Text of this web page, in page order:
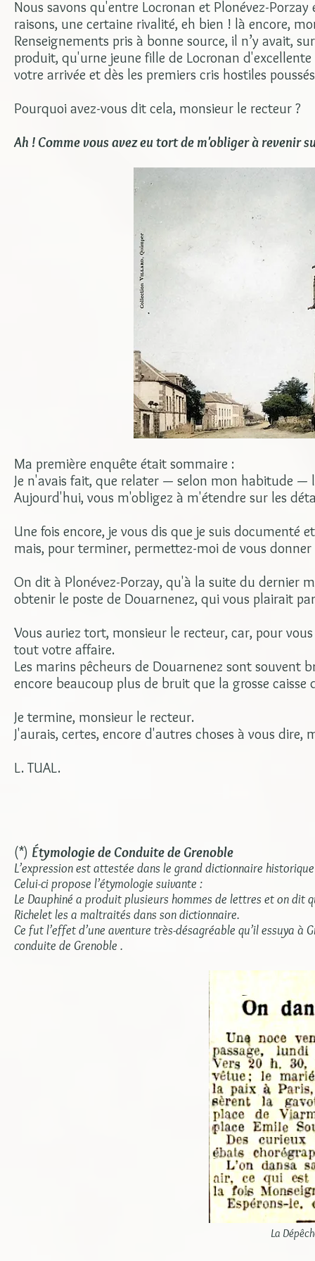
Nous savons qu'entre Locronan et Plonévez-
raisons, une certaine rivalité, eh bien ! là encore,
Renseignements pris à bonne source, il n’y avait,
produit, qu'urne jeune fille de Locronan
votre arrivée et dès les premiers cris hostiles
Pourquoi avez-vous dit cela, monsieur le recteur ?
Ah ! Comme vous avez eu tort de m'obliger à revenir
Ma première enquête était sommaire :
Je n'avais fait, que relater — selon mon habitude —
Aujourd'hui, vous m'obligez à m'étendre sur les
Une fois encore, je vous dis que je suis documenté
mais, pour terminer, permettez-moi de vous
On dit à Plonévez-Porzay, qu'à la suite du dernier
obtenir le poste de Douarnenez, qui vous plairait
Vous auriez tort, monsieur le recteur, car, pour
tout votre affaire.
Les marins pêcheurs de Douarnenez sont
encore beaucoup plus de bruit que la grosse caisse
Je termine, monsieur le recteur.
J'aurais, certes, encore d'autres choses à vous dire,
L. TUAL.
(*) Étymologie de Conduitede Grenoble
L’expression est attestée dans le grand dictionnaire
Celui-ci propose l’étymologie suivante :
Le Dauphiné a produit plusieurs hommes de lettres et on dit
Richelet les a maltraités dans son dictionnaire.
Ce fut l’effet d’une aventure très-désagréable qu’il essuya
conduite de Grenoble .
La